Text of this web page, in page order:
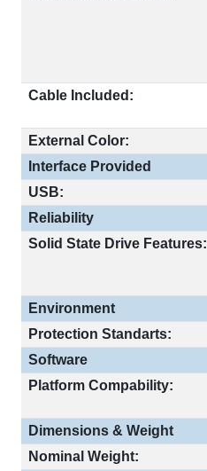
Cable Included:
External Color:
Interface Provided
USB:
Reliability
Solid State Drive Features:
Environment
Protection Standarts:
Software
Platform Compability:
Dimensions & Weight
Nominal Weight: